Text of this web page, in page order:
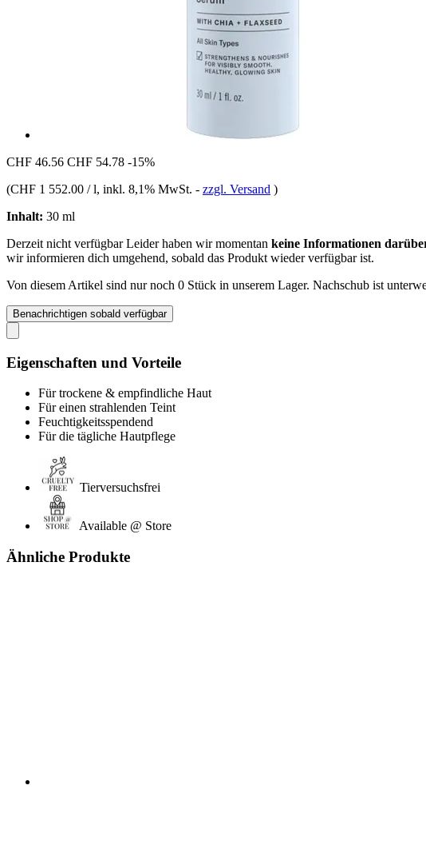
CHF 46.56 CHF 54.78 -15%
(CHF 1 552.00 / l, inkl. 8,1% MwSt. - zzgl. Versand )
Inhalt: 30 ml
Derzeit nicht verfügbarLeider haben wir momentan keine Informationen
wir informieren dich umgehend, sobald das Produkt wieder verfügbar ist.
Von diesem Artikel sind nur noch 0 Stück in unserem Lager. Nachschub ist
Benachrichtigen sobald verfügbar
Eigenschaften und Vorteile
Für trockene & empfindliche Haut
Für einen strahlenden Teint
Feuchtigkeitsspendend
Für die tägliche Hautpflege
Tierversuchsfrei
Available @ Store
Ähnliche Produkte